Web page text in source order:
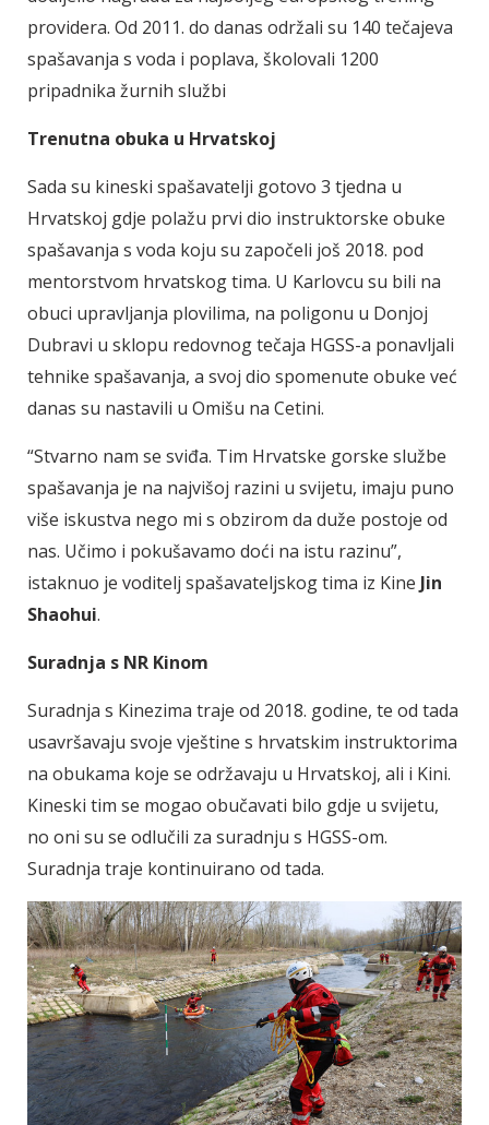
providera. Od 2011. do danas održali su 140 tečajeva
spašavanja s voda i poplava, školovali 1200
pripadnika žurnih službi
Trenutna obuka u Hrvatskoj
Sada su kineski spašavatelji gotovo 3 tjedna u
Hrvatskoj gdje polažu prvi dio instruktorske obuke
spašavanja s voda koju su započeli još 2018. pod
mentorstvom hrvatskog tima. U Karlovcu su bili na
obuci upravljanja plovilima, na poligonu u Donjoj
Dubravi u sklopu redovnog tečaja HGSS-a ponavljali
tehnike spašavanja, a svoj dio spomenute obuke već
danas su nastavili u Omišu na Cetini.
“Stvarno nam se sviđa. Tim Hrvatske gorske službe
spašavanja je na najvišoj razini u svijetu, imaju puno
više iskustva nego mi s obzirom da duže postoje od
nas. Učimo i pokušavamo doći na istu razinu”,
istaknuo je voditelj spašavateljskog tima iz Kine Jin
Shaohui.
Suradnja s NR Kinom
Suradnja s Kinezima traje od 2018. godine, te od tada
usavršavaju svoje vještine s hrvatskim instruktorima
na obukama koje se održavaju u Hrvatskoj, ali i Kini.
Kineski tim se mogao obučavati bilo gdje u svijetu,
no oni su se odlučili za suradnju s HGSS-om.
Suradnja traje kontinuirano od tada.